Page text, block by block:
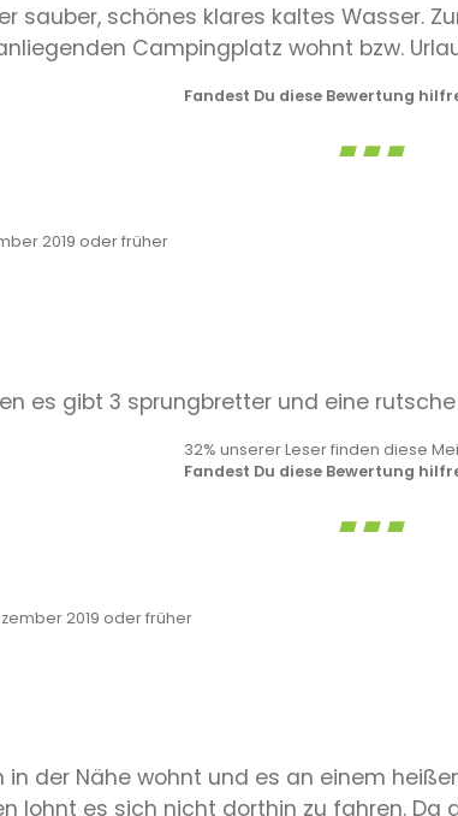
sauber, schönes klares kaltes Wasser.
Campingplatz wohnt bzw.
Fandest Du diese Bewertung
2019 oder früher
es gibt 3 sprungbretter und eine rutsche
32% unserer Leser finden diese
Fandest Du diese Bewertung
2019 oder früher
in der Nähe wohnt und es an einem
lohnt es sich nicht dorthin zu fahren.